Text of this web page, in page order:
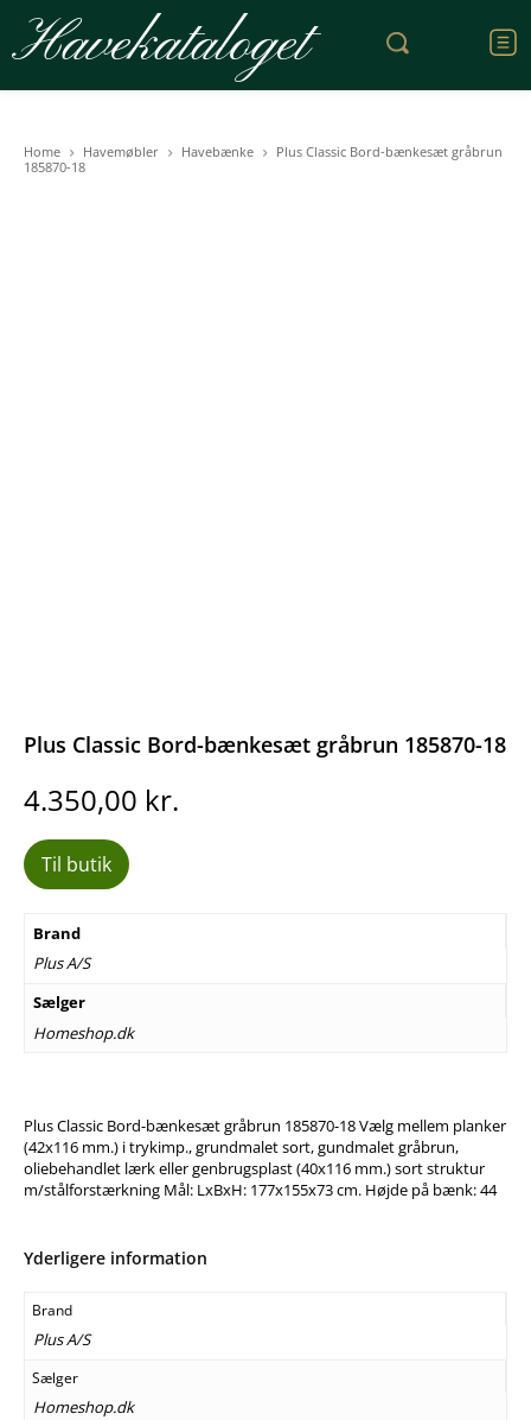
Havekataloget
Home Havemøbler Havebænke
Plus Classic Bord-bænkesæt gråbrun
185870-18
Plus Classic Bord-bænkesæt gråbrun 185870-18
4.350,00 kr.
Til butik
Brand
Plus A/S
Sælger
Homeshop.dk
Plus Classic Bord-bænkesæt gråbrun 185870-18 Vælg mellem planker
(42x116 mm.) i trykimp., grundmalet sort, gundmalet gråbrun,
oliebehandlet lærk eller genbrugsplast (40x116 mm.) sort struktur
m/stålforstærkning Mål: LxBxH: 177x155x73 cm. Højde på bænk: 44
Yderligere information
Brand
Plus A/S
Sælger
Homeshop.dk